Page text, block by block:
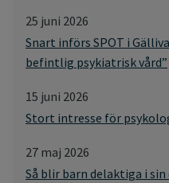
25 juni 2026
Snart införs SPOT i
befintlig psykiatrisk vård”
15 juni 2026
Stort intresse för
27 maj 2026
Så blir barn delaktiga i sin